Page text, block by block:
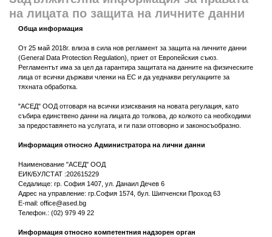
на лицата по защита на личните данни
Обща информация
От 25 май 2018г. влиза в сила нов регламент за защита на личните данни
(General Data Protection Regulation), приет от Европейския съюз.
Регламентът има за цел да гарантира защитата на данните на физическите
лица от всички държави членки на ЕС и да уеднакви регулациите за
тяхната обработка.
"АСЕД" ООД отговаря на всички изисквания на новата регулация, като
събира единствено данни на лицата до толкова, до колкото са необходими
за предоставянето на услугата, и ги пази отговорно и законосъобразно.
Информация относно Администратора на лични данни
Наименование "АСЕД" ООД
ЕИК/БУЛСТАТ :202615229
Седалище: гр. София 1407, ул. Данаил Дечев 6
Адрес на управление: гр.София 1574, бул. Шипченски Проход 63
E-mail: office@ased.bg
Телефон.: (02) 979 49 22
Информация относно компетентния надзорен орган